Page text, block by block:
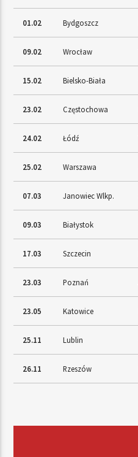
01.02 Bydgoszcz
09.02 Wrocław
15.02 Bielsko-Biała
23.02 Częstochowa
24.02 Łódź
25.02 Warszawa
07.03 Janowiec Wlkp.
09.03 Białystok
17.03 Szczecin
23.03 Poznań
23.05 Katowice
25.11 Lublin
26.11 Rzeszów